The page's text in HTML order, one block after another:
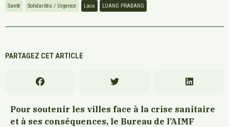
Santé Solidarités / Urgence Laos LUANG PRABANG
PARTAGEZ CET ARTICLE
Pour soutenir les villes face à la crise sanitaire
et à ses conséquences, le Bureau de l’AIMF